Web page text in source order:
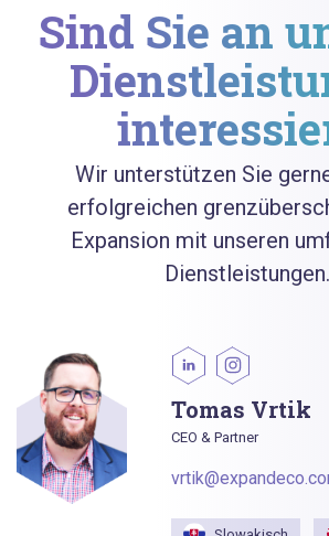
Sind Sie an
Wir unterstützen Sie
erfolgreichen
Expansion mit unseren
Dienstleistungen.
Tomas Vrtik
CEO & Partner